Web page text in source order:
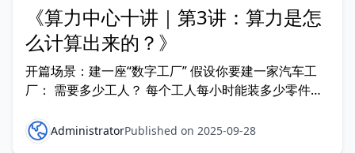
《算力中心十讲｜第3讲：算力是怎
么计算出来的？》
开篇场景：建一座“数字工厂” 假设你要建一家汽车工
厂： 需要多少工人？ 每个工人每小时能装多少零件？
人”是 CPU/GPU/NPU，每个工人每秒能完成多少计
算，决定了整座工厂的产能
AdministratorPublished on 2025-09-28